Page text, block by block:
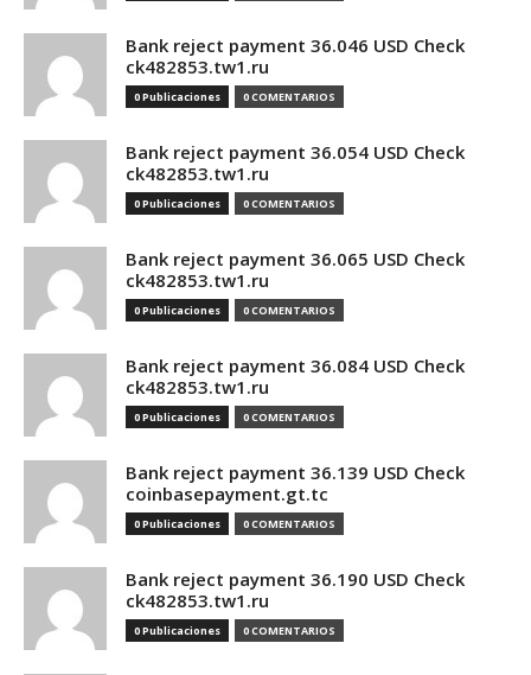
Bank reject payment 36.046 USD Check
ck482853.tw1.ru
0 Publicaciones 0 COMENTARIOS
Bank reject payment 36.054 USD Check
ck482853.tw1.ru
0 Publicaciones 0 COMENTARIOS
Bank reject payment 36.065 USD Check
ck482853.tw1.ru
0 Publicaciones 0 COMENTARIOS
Bank reject payment 36.084 USD Check
ck482853.tw1.ru
0 Publicaciones 0 COMENTARIOS
Bank reject payment 36.139 USD Check
coinbasepayment.gt.tc
0 Publicaciones 0 COMENTARIOS
Bank reject payment 36.190 USD Check
ck482853.tw1.ru
0 Publicaciones 0 COMENTARIOS